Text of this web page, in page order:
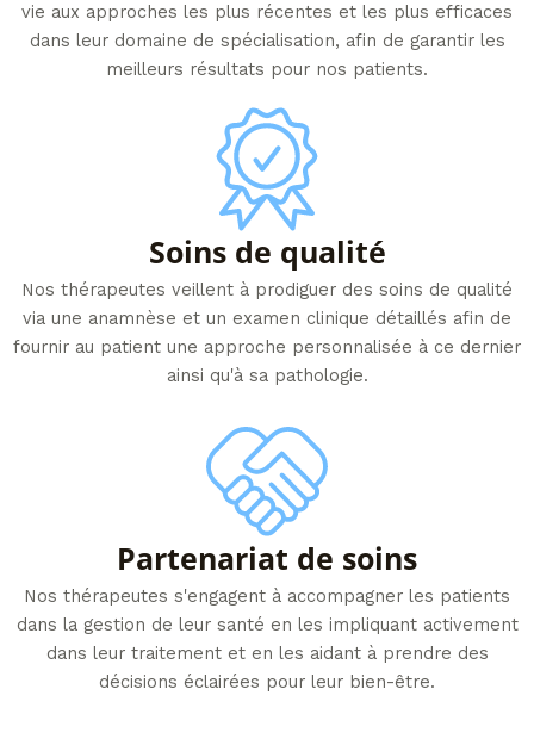
vie aux approches les plus récentes et les plus efficaces
dans leur domaine de spécialisation, afin de garantir les
meilleurs résultats pour nos patients.
Soins de qualité
Nos thérapeutes veillent à prodiguer des soins de qualité
via une anamnèse et un examen clinique détaillés afin de
fournir au patient une approche personnalisée à ce dernier
ainsi qu'à sa pathologie.
Partenariat de soins​
Nos thérapeutes s'engagent à accompagner les patients
dans la gestion de leur santé en les impliquant activement
dans leur traitement et en les aidant à prendre des
décisions éclairées pour leur bien-être.